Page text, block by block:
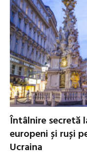
Întâlnire secretă
europeni și ruși
Ucraina